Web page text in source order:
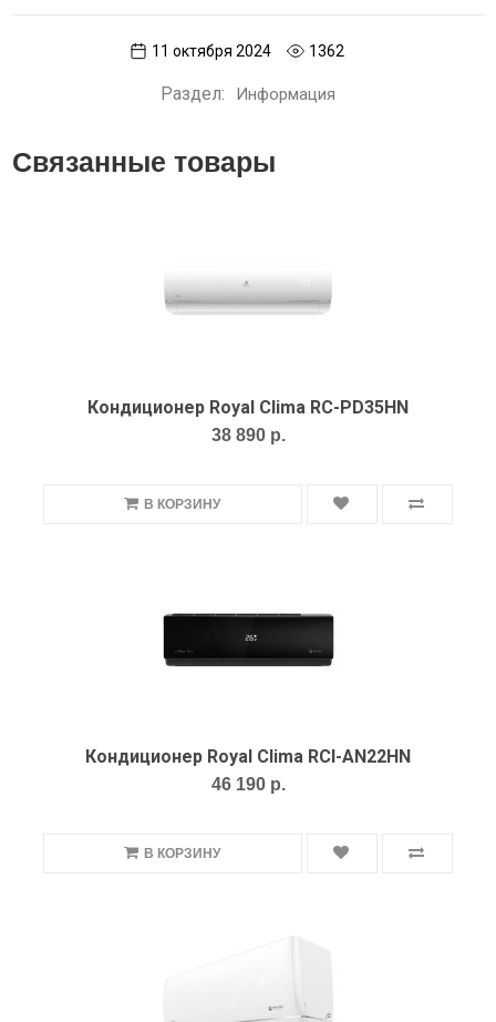
11 октября 2024 1362
Раздел: Информация
Связанные товары
Кондиционер Royal Clima RC-PD35HN
38 890 р.
В КОРЗИНУ
Кондиционер Royal Clima RCI-AN22HN
46 190 р.
В КОРЗИНУ